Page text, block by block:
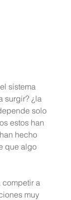
sistema
surgir? ¿la
solo
estos han
hecho
que algo
a
muy